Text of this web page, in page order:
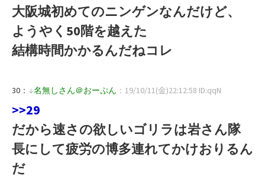
大阪城初めてのニンゲンなんだけど、
ようやく50階を越えた
結構時間かかるんだねコレ
30： ↓名無しさん＠おーぷん ：19/10/11(金)22:12:58 ID:qqN
>>29
だから速さの欲しいゴリラは岩さん隊
長にして疲労の博多連れてかけおりるん
だ